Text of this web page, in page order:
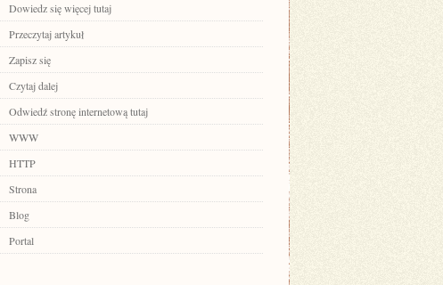
Dowiedz się więcej tutaj
Przeczytaj artykuł
Zapisz się
Czytaj dalej
Odwiedź stronę internetową tutaj
WWW
HTTP
Strona
Blog
Portal